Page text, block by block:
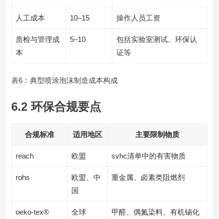
人工成本 10–15 操作人员工资
质检与管理成
本
5–10
包括实验室测试、环保认
证等
表6：典型喷涂泡沫制造成本构成
6.2 环保合规要点
合规标准 适用地区 主要限制物质
reach 欧盟 svhc清单中的有害物质
rohs
欧盟、中
国
重金属、卤素类阻燃剂
oeko-tex® 全球
甲醛、偶氮染料、有机锡化